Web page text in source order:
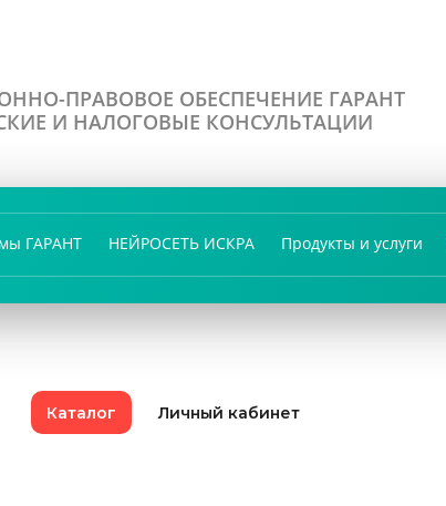
ПРАВОВОЕ ОБЕСПЕЧЕНИЕ ГАРАНТ
И НАЛОГОВЫЕ КОНСУЛЬТАЦИИ
ГАРАНТ НЕЙРОСЕТЬ ИСКРА Продукты и услуги
Каталог Личный кабинет